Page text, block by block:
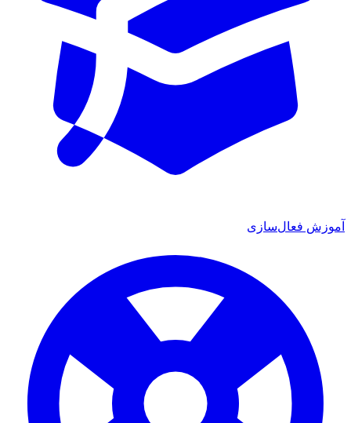
آموزش فعال‌سازی